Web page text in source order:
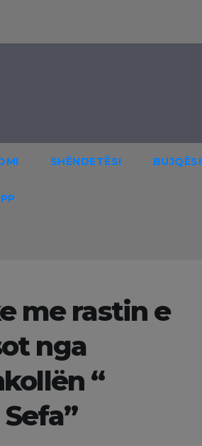
SHËNDETËSI BUJQËSI
me rastin e
nga
“